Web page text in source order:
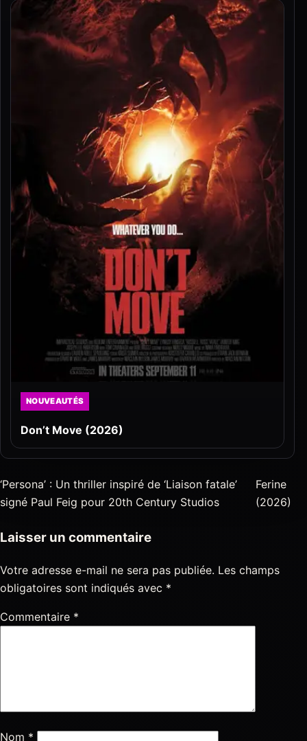
NOUVEAUTÉS
Don’t Move (2026)
‘Persona’ : Un thriller inspiré de ‘Liaison fatale’
signé Paul Feig pour 20th Century Studios
Ferine
(2026)
Laisser un commentaire
Votre adresse e-mail ne sera pas publiée. Les champs
obligatoires sont indiqués avec *
Commentaire *
Nom *